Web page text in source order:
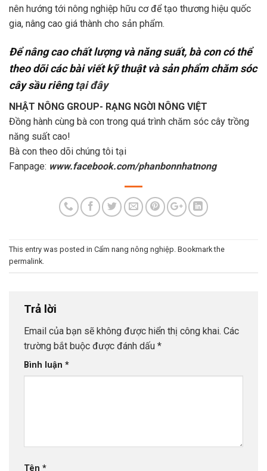
nên hướng tới nông nghiệp hữu cơ để tạo thương hiệu quốc
gia, nâng cao giá thành cho sản phẩm.
Để nâng cao chất lượng và năng suất, bà con có thể
theo dõi các bài viết kỹ thuật và sản phẩm chăm sóc
cây sầu riêngtại đây
NHẬT NÔNG GROUP- RẠNG NGỜI NÔNG VIỆT
Đồng hành cùng bà con trong quá trình chăm sóc cây trồng
năng suất cao!
Bà con theo dõi chúng tôi tại
Fanpage: www.facebook.com/phanbonnhatnong
This entry was posted in Cẩm nang nông nghiệp. Bookmark the
permalink.
Trả lời
Email của bạn sẽ không được hiển thị công khai. Các
trường bắt buộc được đánh dấu *
Bình luận *
Tên *